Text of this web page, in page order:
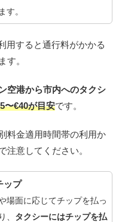
す。
用すると通行料がかかる
す。
空港から市内へのタクシ
〜€40が目安です。
料金適用時間帯の利用か
注意してください。
ップ
場面に応じてチップを払っ
、 タクシーにはチップを払